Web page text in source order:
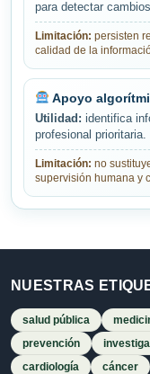
para detectar
Limitación: persisten
calidad de la
Apoyo
Utilidad: identifica
profesional prioritaria.
Limitación: no
supervisión humana y
NUESTRAS
salud pública
prevención
cardiología
cáncer